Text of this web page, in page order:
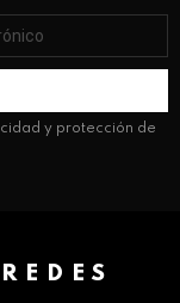
y protección de